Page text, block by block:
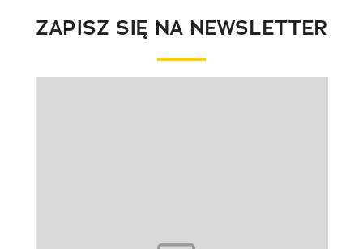
ZAPISZ SIĘ NA NEWSLETTER